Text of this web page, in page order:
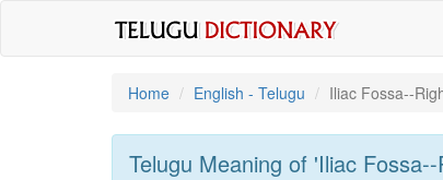
Home English - Telugu Iliac Fossa--
Telugu Meaning of 'iliac